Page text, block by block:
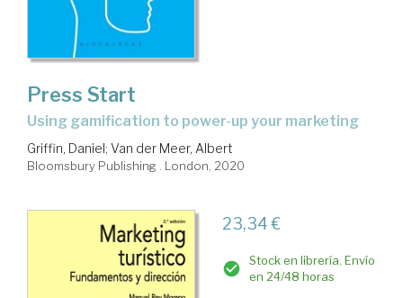
Press Start
using gamification to power-up your marketing
Griffin, Daniel; Van der Meer, Albert
Bloomsbury Publishing . London, 2020
23,34 €
Stock en librería. Envío
en 24/48 horas